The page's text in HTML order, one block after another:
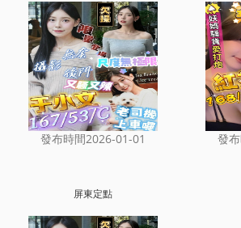
發布時間2026-01-01 發
屏東定點